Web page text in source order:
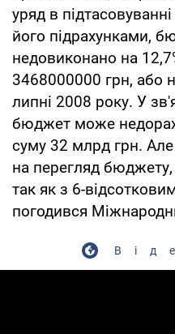
уряд в
його підрахунками,
недовиконано на
3468000000 грн, або
липні 2008 року. У
бюджет може
суму 32 млрд грн.
на перегляд
так як з 6-
погодився